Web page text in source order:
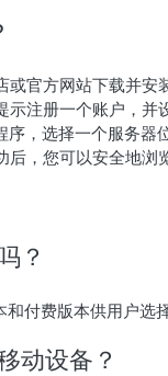
官方网站下载并安
注册一个账户，并
，选择一个服务器
，您可以安全地浏
？
付费版本供用户选择
动设备？